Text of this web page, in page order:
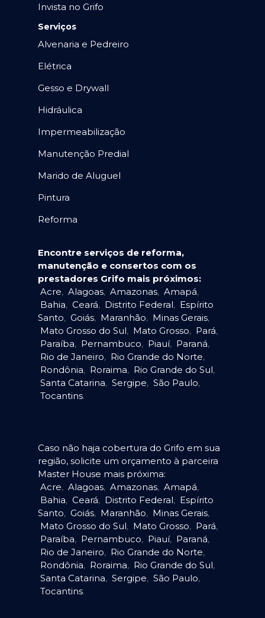
Invista no Grifo
Serviços
Alvenaria e Pedreiro
Elétrica
Gesso e Drywall
Hidráulica
Impermeabilização
Manutenção Predial
Marido de Aluguel
Pintura
Reforma
Encontre serviços de reforma,
manutenção e consertos com os
prestadores Grifo mais próximos:
Acre, Alagoas, Amazonas, Amapá,
Bahia, Ceará, Distrito Federal, Espírito
Santo, Goiás, Maranhão, Minas Gerais,
Mato Grosso do Sul, Mato Grosso, Pará,
Paraíba, Pernambuco, Piauí, Paraná,
Rio de Janeiro, Rio Grande do Norte,
Rondônia, Roraima, Rio Grande do Sul,
Santa Catarina, Sergipe, São Paulo,
Tocantins.
Caso não haja cobertura do Grifo em sua
região, solicite um orçamento à parceira
Master House mais próxima:
Acre, Alagoas, Amazonas, Amapá,
Bahia, Ceará, Distrito Federal, Espírito
Santo, Goiás, Maranhão, Minas Gerais,
Mato Grosso do Sul, Mato Grosso, Pará,
Paraíba, Pernambuco, Piauí, Paraná,
Rio de Janeiro, Rio Grande do Norte,
Rondônia, Roraima, Rio Grande do Sul,
Santa Catarina, Sergipe, São Paulo,
Tocantins.